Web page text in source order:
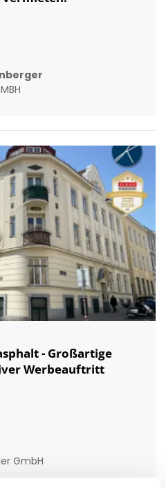
- Großartige
Werbeauftritt
GmbH